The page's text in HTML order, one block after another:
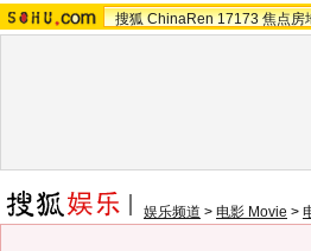
搜狐 ChinaRen 17173 焦点房
娱乐频道 > 电影 Movie >